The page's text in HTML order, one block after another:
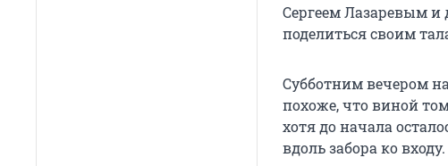
Сергеем Лазаревым и
поделиться своим
Субботним вечером
похоже, что виной
хотя до начала
вдоль забора ко